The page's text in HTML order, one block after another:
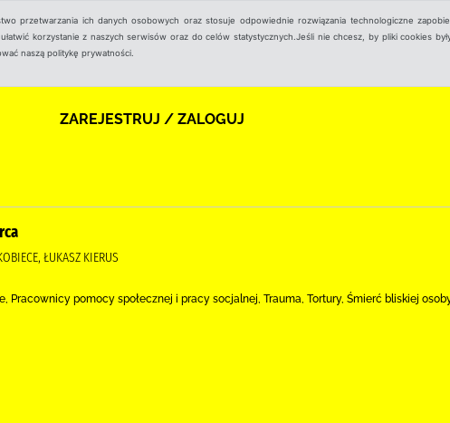
przetwarzania ich danych osobowych oraz stosuje odpowiednie rozwiązania technologiczne
korzystanie z naszych serwisów oraz do celów statystycznych.Jeśli nie chcesz, by pliki cookies
naszą politykę prywatności.
ZAREJESTRUJ / ZALOGUJ
ŁUKASZ KIERUS
Pracownicy pomocy społecznej i pracy socjalnej, Trauma, Tortury, Śmierć bliskiej